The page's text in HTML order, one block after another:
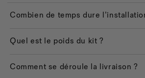
Combien de temps dure
Quel est le poids du kit ?
Comment se déroule la livraison ?